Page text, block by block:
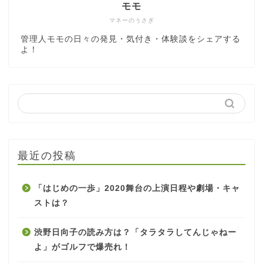
マネーのうさぎ
モモ
管理人モモの日々の発見・気付き・体験談をシェアする
よ！
最近の投稿
「はじめの一歩」2020舞台の上演日程や劇場・キャ
ストは？
渋野日向子の読み方は？「タラタラしてんじゃねー
よ」がゴルフで爆売れ！